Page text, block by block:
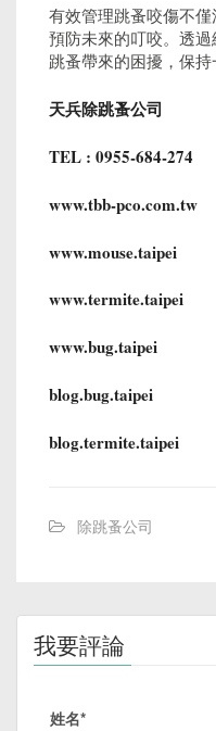
有效管理跳蚤咬傷不
預防未來的叮咬。透
跳蚤帶來的困擾，保持
天兵除跳蚤公司
TEL : 0955-684-274
www.tbb-pco.com.tw
www.mouse.taipei
www.termite.taipei
www.bug.taipei
blog.bug.taipei
blog.termite.taipei
除跳蚤公司
我要評論
姓名*